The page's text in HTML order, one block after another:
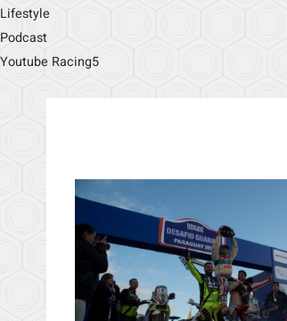
Lifestyle
Podcast
Youtube Racing5